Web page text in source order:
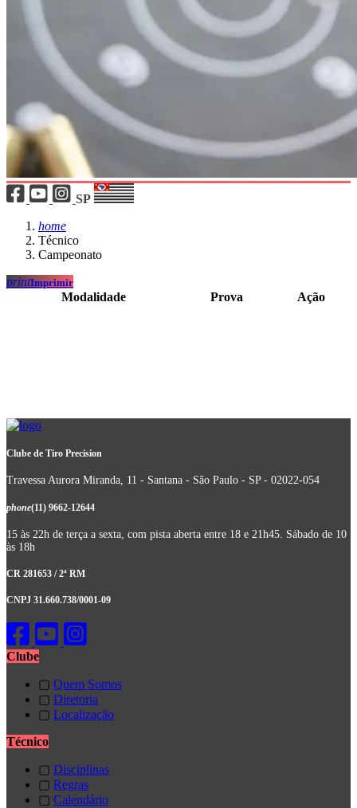
SP
home
Técnico
Campeonato
printImprimir
Modalidade Prova Ação
Clube de Tiro Precision
Travessa Aurora Miranda, 11 - Santana - São Paulo - SP - 02022-054
phone(11) 9662-12644
15 às 22h de terça a sexta, com pista aberta entre 18 e 21h45. Sábado de 10
às 18h
CR 281653 / 2ª RM
CNPJ 31.660.738/0001-09
Clube
▢ Quem Somos
▢ Diretoria
▢ Localização
Técnico
▢ Disciplinas
▢ Regras
▢ Calendário